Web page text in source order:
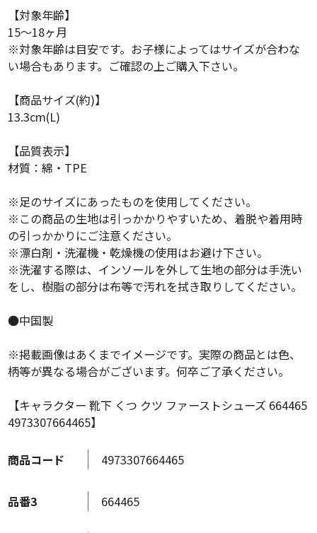
商品コード 4973307664465
品番3 664465
【対象年齢】
15～18ヶ月
※対象年齢は目安です。お子様によってはサイズが合わな
い場合もあります。ご確認の上ご購入下さい。
【商品サイズ(約)】
13.3cm(L)
【品質表示】
材質：綿・TPE
※足のサイズにあったものを使用してください。
※この商品の生地は引っかかりやすいため、着脱や着用時
の引っかかりにご注意ください。
※漂白剤・洗濯機・乾燥機の使用はお避け下さい。
※洗濯する際は、インソールを外して生地の部分は手洗い
をし、樹脂の部分は布等で汚れを拭き取りしてください。
●中国製
※掲載画像はあくまでイメージです。実際の商品とは色、
柄等が異なる場合がございます。何卒ご了承ください。
【キャラクター 靴下 くつ クツ ファーストシューズ 664465
4973307664465】